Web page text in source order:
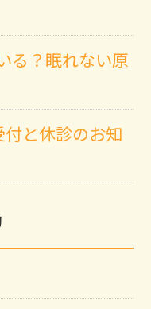
る？眠れない原
と休診のお知